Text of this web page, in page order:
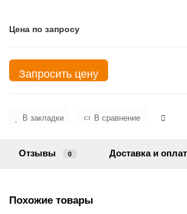
Цена по запросу
Запросить цену
В закладки В сравнение
Отзывы 0 Доставка и
Похожие товары